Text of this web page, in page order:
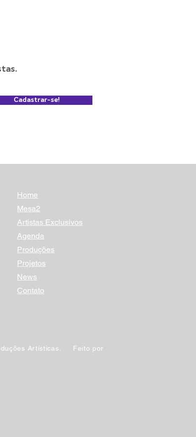
Cadastrar-se!
Home
Mesa2
Artistas Exclusivos
Agenda
Produções
Projetos
News
Contato
Artísticas. Feito por